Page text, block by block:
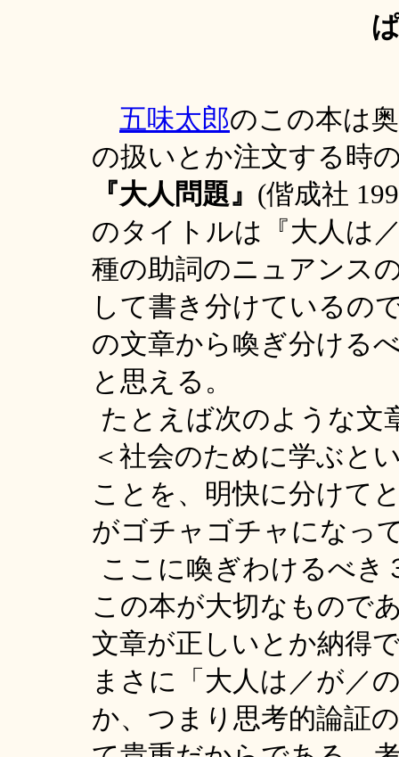
五味太郎のこの本は
の扱いとか注文する時
『大人 問題』 (偕成社
のタイトルは『大人は
種の助詞のニュアンス
して書き分けているの
の文章から喚ぎ分ける
と思える。
たとえば次のような文
＜社会のために学ぶと
ことを、明快に分けて
がゴチャゴチャになっ
ここに喚ぎわけるべき
この本が大切なもので
文章が正しいとか納得
まさに「大人は／が／
か、つまり思考的論証